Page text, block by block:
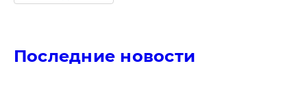
Последние новости